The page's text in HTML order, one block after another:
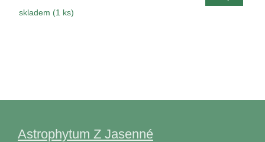
skladem (1 ks)
Astrophytum Z Jasenné